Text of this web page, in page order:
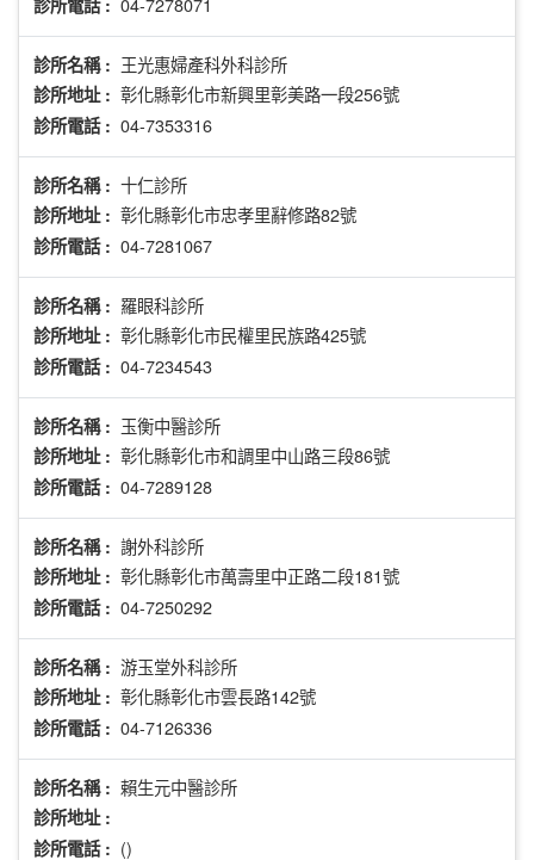
診所名稱 : 王光惠婦產科外科診所
診所地址 : 彰化縣彰化市新興里彰美路一段256號
診所電話 : 04-7353316
診所名稱 : 十仁診所
診所地址 : 彰化縣彰化市忠孝里辭修路82號
診所電話 : 04-7281067
診所名稱 : 羅眼科診所
診所地址 : 彰化縣彰化市民權里民族路425號
診所電話 : 04-7234543
診所名稱 : 玉衡中醫診所
診所地址 : 彰化縣彰化市和調里中山路三段86號
診所電話 : 04-7289128
診所名稱 : 謝外科診所
診所地址 : 彰化縣彰化市萬壽里中正路二段181號
診所電話 : 04-7250292
診所名稱 : 游玉堂外科診所
診所地址 : 彰化縣彰化市雲長路142號
診所電話 : 04-7126336
診所名稱 : 賴生元中醫診所
診所地址 :
診所電話 : ()